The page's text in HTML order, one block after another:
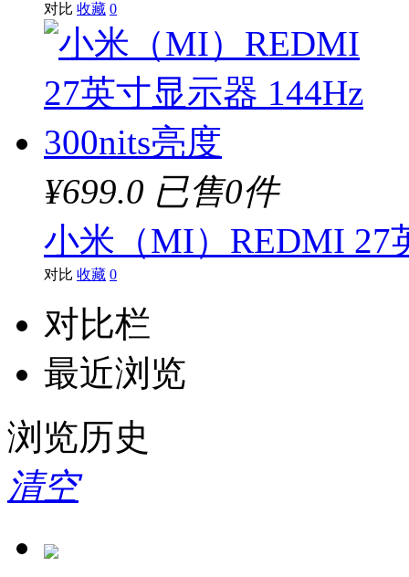
对比 收藏 0
¥699.0 已售0件
小米（MI）REDMI 27
对比 收藏 0
对比栏
最近浏览
浏览历史
清空